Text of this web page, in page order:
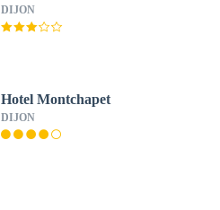
DIJON
Hotel Montchapet
DIJON